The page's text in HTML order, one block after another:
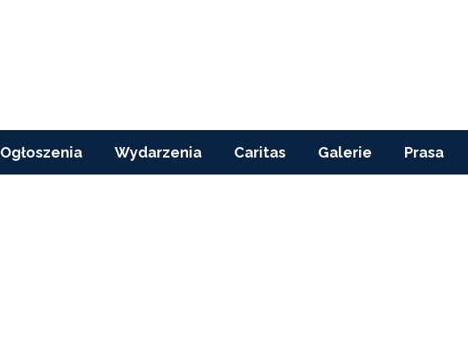
Ogłoszenia Wydarzenia Caritas Galerie Prasa